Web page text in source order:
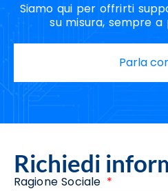
Siamo qui per offrirti
su misura, sempre
Parla
Richiedi
Ragione Sociale